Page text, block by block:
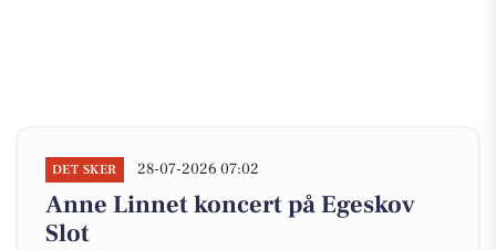
DET SKER 28-07-2026 07:02
Anne Linnet koncert på Egeskov
Slot